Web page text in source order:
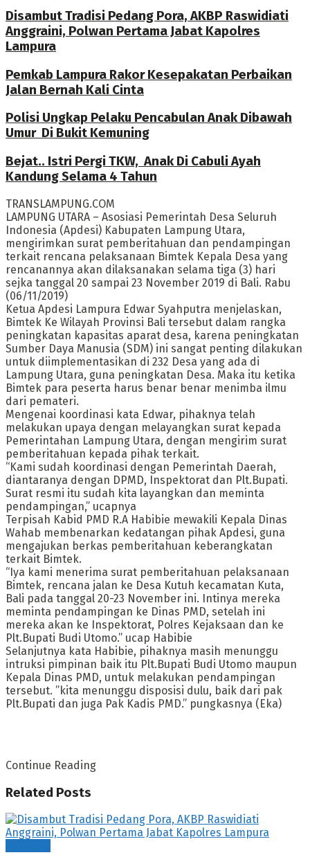
Disambut Tradisi Pedang Pora, AKBP Raswidiati
Anggraini, Polwan Pertama Jabat Kapolres
Lampura
Pemkab Lampura Rakor Kesepakatan Perbaikan
Jalan Bernah Kali Cinta
Polisi Ungkap Pelaku Pencabulan Anak Dibawah
Umur Di Bukit Kemuning
Bejat.. Istri Pergi TKW, Anak Di Cabuli Ayah
Kandung Selama 4 Tahun
TRANSLAMPUNG.COM
LAMPUNG UTARA – Asosiasi Pemerintah Desa Seluruh
Indonesia (Apdesi) Kabupaten Lampung Utara,
mengirimkan surat pemberitahuan dan pendampingan
terkait rencana pelaksanaan Bimtek Kepala Desa yang
rencanannya akan dilaksanakan selama tiga (3) hari
sejka tanggal 20 sampai 23 November 2019 di Bali. Rabu
(06/11/2019)
Ketua Apdesi Lampura Edwar Syahputra menjelaskan,
Bimtek Ke Wilayah Provinsi Bali tersebut dalam rangka
peningkatan kapasitas aparat desa, karena peningkatan
Sumber Daya Manusia (SDM) ini sangat penting dilakukan
untuk diimplementasikan di 232 Desa yang ada di
Lampung Utara, guna peningkatan Desa. Maka itu ketika
Bimtek para peserta harus benar benar menimba ilmu
dari pemateri.
Mengenai koordinasi kata Edwar, pihaknya telah
melakukan upaya dengan melayangkan surat kepada
Pemerintahan Lampung Utara, dengan mengirim surat
pemberitahuan kepada pihak terkait.
“Kami sudah koordinasi dengan Pemerintah Daerah,
diantaranya dengan DPMD, Inspektorat dan Plt.Bupati.
Surat resmi itu sudah kita layangkan dan meminta
pendampingan,” ucapnya
Terpisah Kabid PMD R.A Habibie mewakili Kepala Dinas
Wahab membenarkan kedatangan pihak Apdesi, guna
mengajukan berkas pemberitahuan keberangkatan
terkait Bimtek.
“Iya kami menerima surat pemberitahuan pelaksanaan
Bimtek, rencana jalan ke Desa Kutuh kecamatan Kuta,
Bali pada tanggal 20-23 November ini. Intinya mereka
meminta pendampingan ke Dinas PMD, setelah ini
mereka akan ke Inspektorat, Polres Kejaksaan dan ke
Plt.Bupati Budi Utomo.” ucap Habibie
Selanjutnya kata Habibie, pihaknya masih menunggu
intruksi pimpinan baik itu Plt.Bupati Budi Utomo maupun
Kepala Dinas PMD, untuk melakukan pendampingan
tersebut. ”kita menunggu disposisi dulu, baik dari pak
Plt.Bupati dan juga Pak Kadis PMD.” pungkasnya (Eka)
Continue Reading
Related Posts